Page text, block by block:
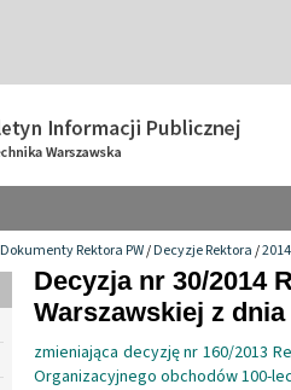
Dokumenty Rektora PW/Decyzje Rektora/2014
Decyzja nr 30/2014
Warszawskiej z dnia
zmieniająca decyzję nr 160/2013
Organizacyjnego obchodów 100-